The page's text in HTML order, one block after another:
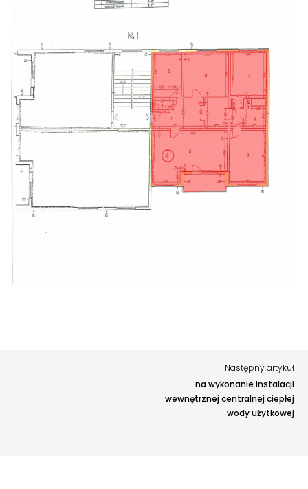
Następny artykuł
na wykonanie instalacji
wewnętrznej centralnej ciepłej
wody użytkowej
Zgłoś problem lub uwagę
Twoja opinia pomaga nam ulepszać serwis